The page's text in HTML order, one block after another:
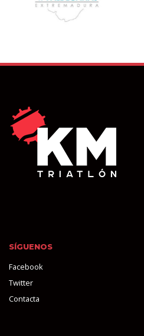
SÍGUENOS
Facebook
Twitter
Contacta